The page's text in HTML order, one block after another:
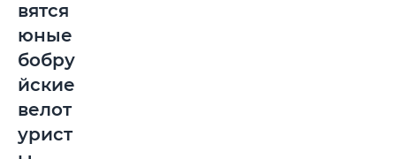
вятся
юные
бобру
йские
велот
урист